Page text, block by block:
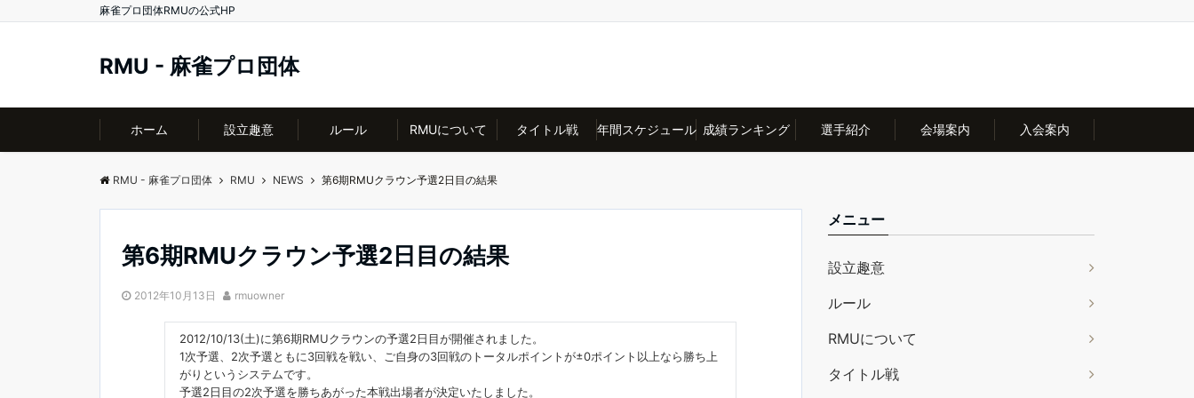
麻雀プロ団体RMUの公式HP
RMU - 麻雀プロ団体
ホーム 設立趣意 ルール RMUについて タイトル戦 年間スケジュール 成績ランキング 選手紹介 会場案内 入会案内
RMU - 麻雀プロ団体 RMU NEWS 第6期RMUクラウン予選2日目の結果
第6期RMUクラウン予選2日目の結果
2012年10月13日 rmuowner
2012/10/13(土)に第6期RMUクラウンの予選2日目が開催されました。
1次予選、2次予選ともに3回戦を戦い、ご自身の3回戦のトータルポイントが±0ポイント以上なら勝ち上
がりというシステムです。
予選2日目の2次予選を勝ちあがった本戦出場者が決定いたしました。
メニュー
設立趣意
ルール
RMUについて
タイトル戦